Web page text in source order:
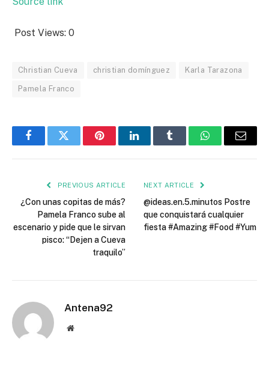
Post Views: 0
Christian Cueva christian domínguez Karla Tarazona
Pamela Franco
FacebookTwitter PinterestLinkedInTumblr WhatsAppEmail
PREVIOUS ARTICLE
¿Con unas copitas de más?
Pamela Franco sube al
escenario y pide que le sirvan
pisco: “Dejen a Cueva
traquilo”
NEXT ARTICLE
@ideas.en.5.minutos Postre
que conquistará cualquier
fiesta #Amazing #Food #Yum
Antena92
Website